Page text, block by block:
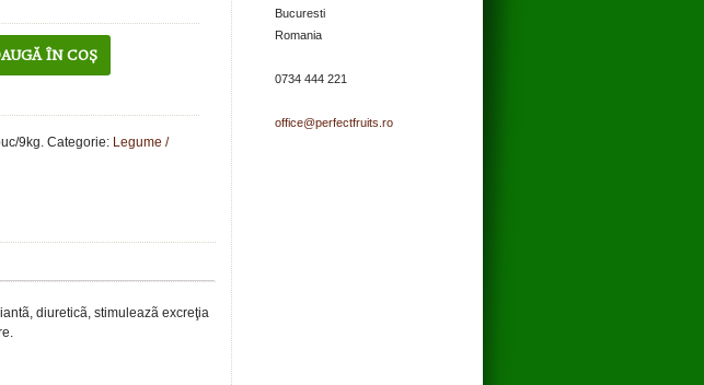
ÎN COȘ
9kg. Categorie: Legume /
diureticã, stimuleazã excreţia
Bucuresti
Romania
0734 444 221
office@perfectfruits.ro